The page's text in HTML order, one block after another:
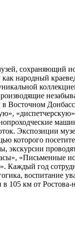
сохраняющий
народный
Экспозиции
которого
экскурсии
«Письменные
Каждый год
воспитание
105 км от